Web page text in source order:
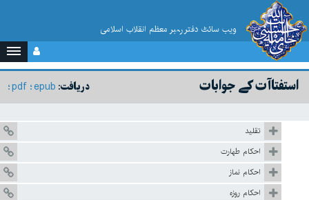
ویب سائٹ دفتر رہبر معظم انقلاب اسلامی
دریافت: epub
pdf استفتاآت کے جوابات
تقلید
احکام طهارت
احکام نماز
احکام روزہ